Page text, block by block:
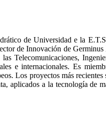
de Universidad e la
de Innovación de
Telecomunicaciones,
e internacionales. Es
Los proyectos más
a la tecnología de